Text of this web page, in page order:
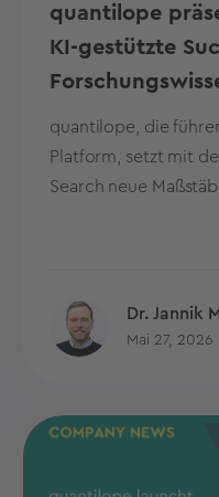
quantilope
KI-gestützte
quantilope, die
Platform, setzt mit
Search neue
Dr. Jannik
Mai 27, 2026